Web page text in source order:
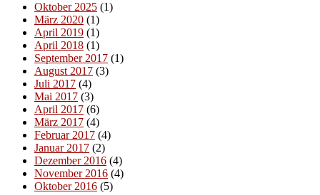
Oktober 2025 (1)
März 2020 (1)
April 2019 (1)
April 2018 (1)
September 2017 (1)
August 2017 (3)
Juli 2017 (4)
Mai 2017 (3)
April 2017 (6)
März 2017 (4)
Februar 2017 (4)
Januar 2017 (2)
Dezember 2016 (4)
November 2016 (4)
Oktober 2016 (5)